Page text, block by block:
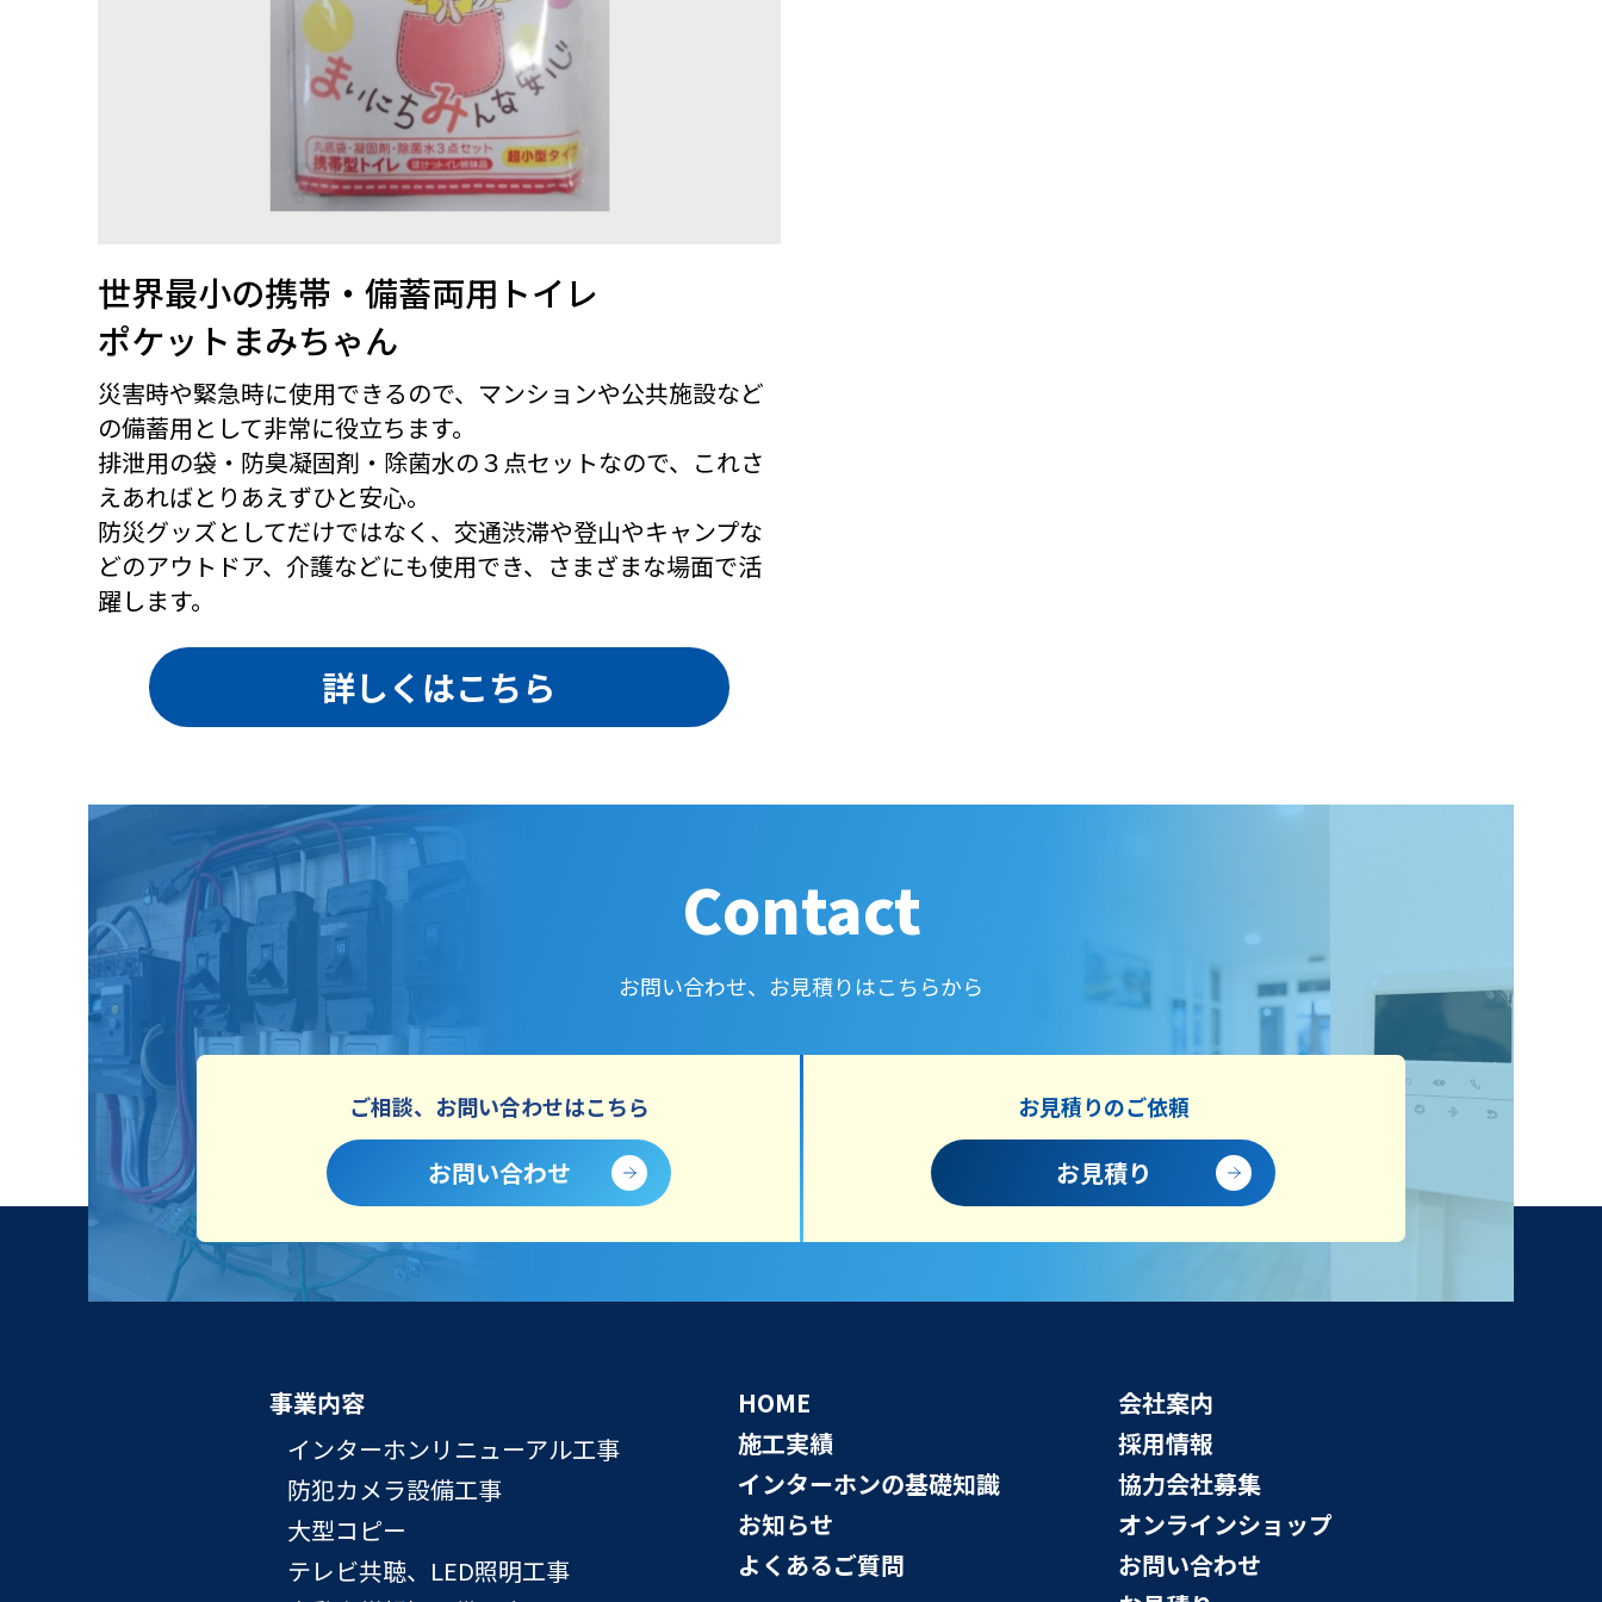
世界最小の携帯・備蓄両用トイレ
ポケットまみちゃん
災害時や緊急時に使用できるので、マンションや公共施設など
の備蓄用として非常に役立ちます。
排泄用の袋・防臭凝固剤・除菌水の３点セットなので、これさ
えあればとりあえずひと安心。
防災グッズとしてだけではなく、交通渋滞や登山やキャンプな
どのアウトドア、介護などにも使用でき、さまざまな場面で活
躍します。
詳しくはこちら
Contact
お問い合わせ、お見積りはこちらから
ご相談、お問い合わせはこちら
お問い合わせ
お見積りのご依頼
お見積り
事業内容
インターホンリニューアル工事
防犯カメラ設備工事
大型コピー
テレビ共聴、LED照明工事
HOME
施工実績
インターホンの基礎知識
お知らせ
よくあるご質問
会社案内
採用情報
協力会社募集
オンラインショップ
お問い合わせ